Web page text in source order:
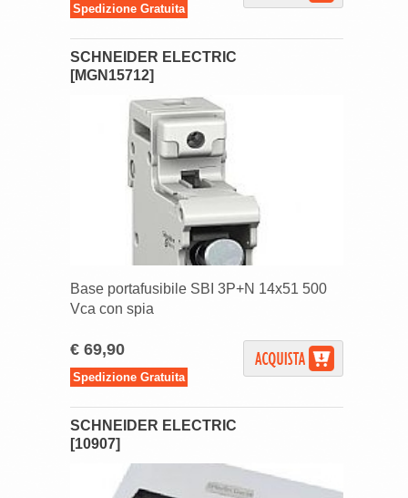
Spedizione Gratuita
SCHNEIDER ELECTRIC
[MGN15712]
Base portafusibile SBI 3P+N 14x51 500
Vca con spia
€ 69,90
Spedizione Gratuita
SCHNEIDER ELECTRIC
[10907]